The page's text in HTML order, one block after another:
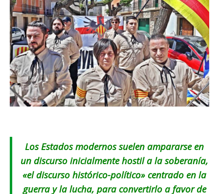
Los Estados modernos suelen ampararse en
un discurso inicialmente hostil a la soberanía,
«el discurso histórico-político» centrado en la
guerra y la lucha, para convertirlo a favor de